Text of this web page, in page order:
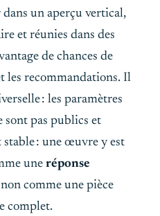
un aperçu vertical,
et réunies dans des
de chances de
les recommandations. Il
: les paramètres
sont pas publics et
: une œuvre y est
une réponse
comme une pièce
complet.